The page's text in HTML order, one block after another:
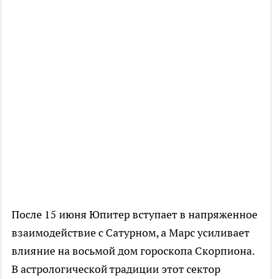
После 15 июня Юпитер вступает в напряженное
взаимодействие с Сатурном, а Марс усиливает
влияние на восьмой дом гороскопа Скорпиона.
В астрологической традиции этот сектор